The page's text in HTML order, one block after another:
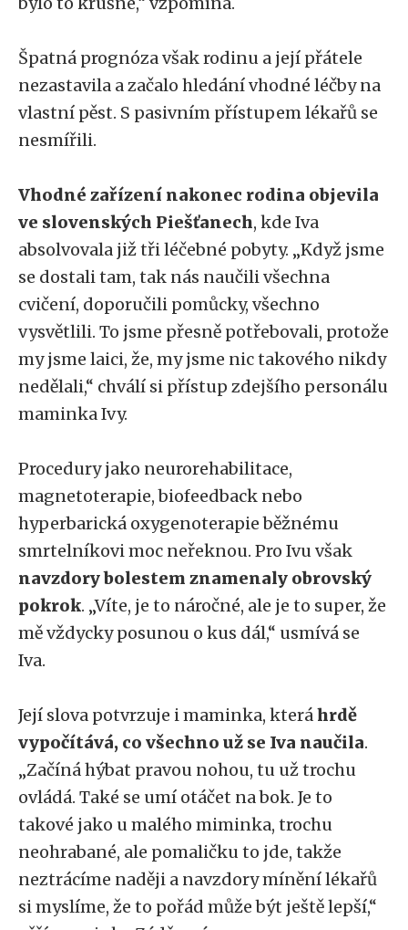
Špatná prognóza však rodinu a její přátele
nezastavila a začalo hledání vhodné léčby na
vlastní pěst. S pasivním přístupem lékařů se
nesmířili.
Vhodné zařízení nakonec rodina objevila
ve slovenských Piešťanech, kde Iva
absolvovala již tři léčebné pobyty. „Když jsme
se dostali tam, tak nás naučili všechna
cvičení, doporučili pomůcky, všechno
vysvětlili. To jsme přesně potřebovali, protože
my jsme laici, že, my jsme nic takového nikdy
nedělali,“ chválí si přístup zdejšího personálu
maminka Ivy.
Procedury jako neurorehabilitace,
magnetoterapie, biofeedback nebo
hyperbarická oxygenoterapie běžnému
smrtelníkovi moc neřeknou. Pro Ivu však
navzdory bolestem znamenaly obrovský
pokrok. „Víte, je to náročné, ale je to super, že
mě vždycky posunou o kus dál,“ usmívá se
Iva.
Její slova potvrzuje i maminka, kteráhrdě
vypočítává, co všechno už se Iva naučila.
„Začíná hýbat pravou nohou, tu už trochu
ovládá. Také se umí otáčet na bok. Je to
takové jako u malého miminka, trochu
neohrabané, ale pomaličku to jde, takže
neztrácíme naději a navzdory mínění lékařů
si myslíme, že to pořád může být ještě lepší,“